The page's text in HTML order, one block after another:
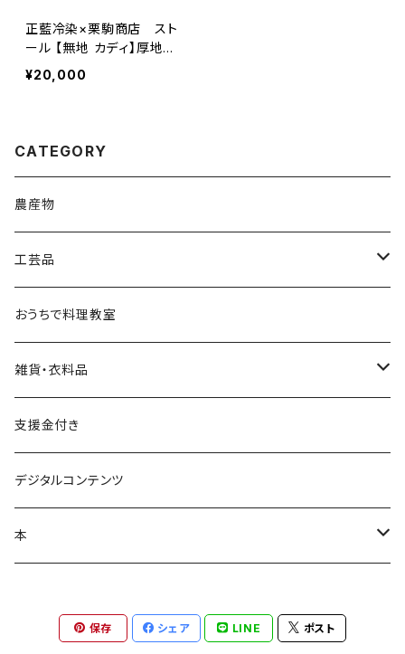
正藍冷染×栗駒商店 スト
ール 【無地 カディ】厚地
(淡) DYr6 数量限定
¥20,000
CATEGORY
農産物
工芸品
若柳地織
正藍冷染
藁細工
釜台（鍋敷き）
しめ縄・しめ飾り
畳
麦わら
おうちで料理教室
雑貨・衣料品
アウトドアスプレー
マスク
Ｔシャツ
手ぬぐい
支援金付き
デジタルコンテンツ
本
保存 シェア LINE ポスト